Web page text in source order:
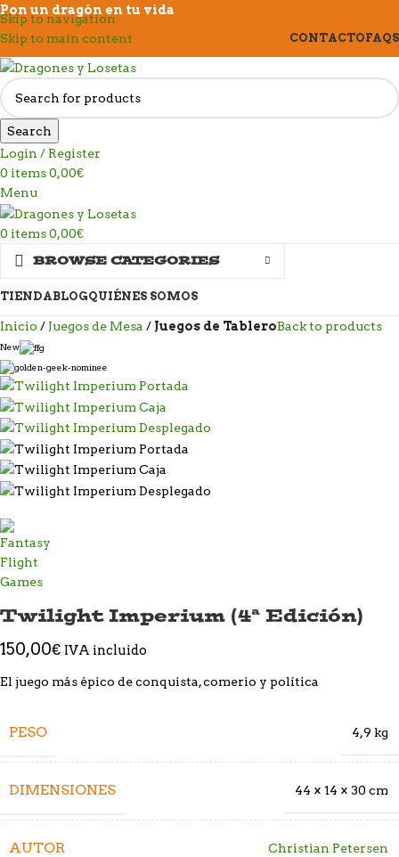
Skip to navigation
Skip to main content
Pon un dragón en tu vida
CONTACTOFAQS
Search
Login / Register
0 items0,00€
Menu
0 items0,00€
BROWSE CATEGORIES
TIENDABLOGQUIÉNES SOMOS
Inicio Juegos de Mesa Juegos de TableroBack to products
New
Twilight Imperium (4ª Edición)
150,00€ IVA incluido
El juego más épico de conquista, comerio y política
PESO 4,9 kg
DIMENSIONES 44 × 14 × 30 cm
AUTOR Christian Petersen